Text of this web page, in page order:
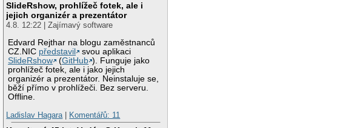
SlideRshow, prohlížeč fotek, ale i
jejich organizér a prezentátor
4.8. 12:22 | Zajímavý software
Edvard Rejthar na blogu zaměstnanců
CZ.NIC představil
svou aplikaci
SlideRshow
(GitHub ). Funguje jako
prohlížeč fotek, ale i jako jejich
organizér a prezentátor. Neinstaluje se,
běží přímo v prohlížeči. Bez serveru.
Offline.
Ladislav Hagara | Komentářů: 11